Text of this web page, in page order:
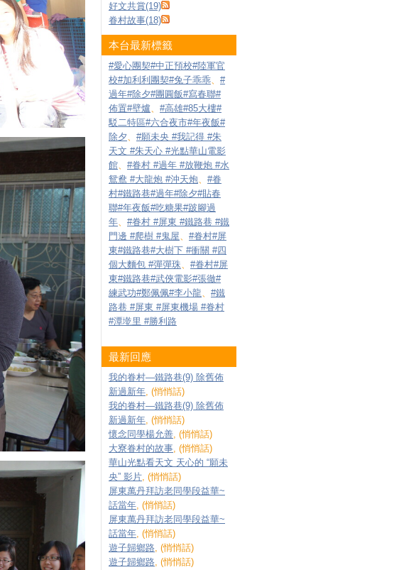
好文共賞(19)
眷村故事(18)
本台最新標籤
#愛心團契#中正預校#陸軍官
校#加利利團契#兔子乖乖、 #
過年#除夕#團圓飯#寫春聯#
佈置#壁爐、 #高雄#85大樓#
駁二特區#六合夜市#年夜飯#
除夕、 #願未央 #我記得 #朱
天文 #朱天心 #光點華山電影
館、 #眷村 #過年 #放鞭炮 #水
鴛鴦 #大龍炮 #沖天炮、 #眷
村#鐵路巷#過年#除夕#貼春
聯#年夜飯#吃糖果#跛腳過
年、 #眷村 #屏東 #鐵路巷 #鐵
門邊 #爬樹 #鬼屋、 #眷村#屏
東#鐵路巷#大樹下 #衝關 #四
個大麵包 #彈彈珠、 #眷村#屏
東#鐵路巷#武俠電影#張徹#
練武功#鄭佩佩#李小龍、 #鐵
路巷 #屏東 #屏東機場 #眷村
#潭墘里 #勝利路
最新回應
我的眷村—鐵路巷(9) 除舊佈
新過新年, (悄悄話)
我的眷村—鐵路巷(9) 除舊佈
新過新年, (悄悄話)
懷念同學楊允善, (悄悄話)
大寮眷村的故事, (悄悄話)
華山光點看天文 天心的 “願未
央” 影片, (悄悄話)
屏東萬丹拜訪老同學段益華~
話當年, (悄悄話)
屏東萬丹拜訪老同學段益華~
話當年, (悄悄話)
遊子歸鄉路, (悄悄話)
遊子歸鄉路, (悄悄話)